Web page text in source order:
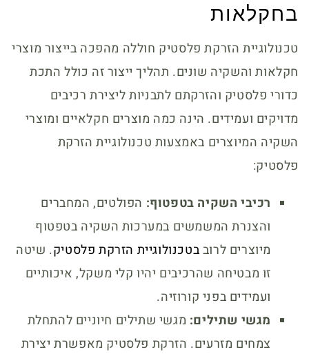
בחקלאות
טכנולוגיית הזרקת פלסטיק חוללה מהפכה בייצור מוצרי
חקלאות והשקיה שונים. תהליך ייצור זה כולל התכת
כדורי פלסטיק והזרקתם לתבניות ליצירת רכיבים
מדויקים ועמידים. הינה כמה מוצרים חקלאיים ומוצרי
השקיה המיוצרים באמצעות טכנולוגיית הזרקת
פלסטיק:
רכיבי השקיה בטפטוף: הפולטים, המחברים
והצנרת המשמשים במערכות השקיה בטפטוף
מיוצרים לרובבטכנולוגיית הזרקת פלסטיק. שיטה
זו מבטיחה שהרכיבים יהיו קלי משקל, איכותיים
ועמידים בפני קורוזיה.
מגשי שתילים: מגשי שתילים חיוניים להתחלת
צמחים מזרעים. הזרקת פלסטיק מאפשרת יצירת